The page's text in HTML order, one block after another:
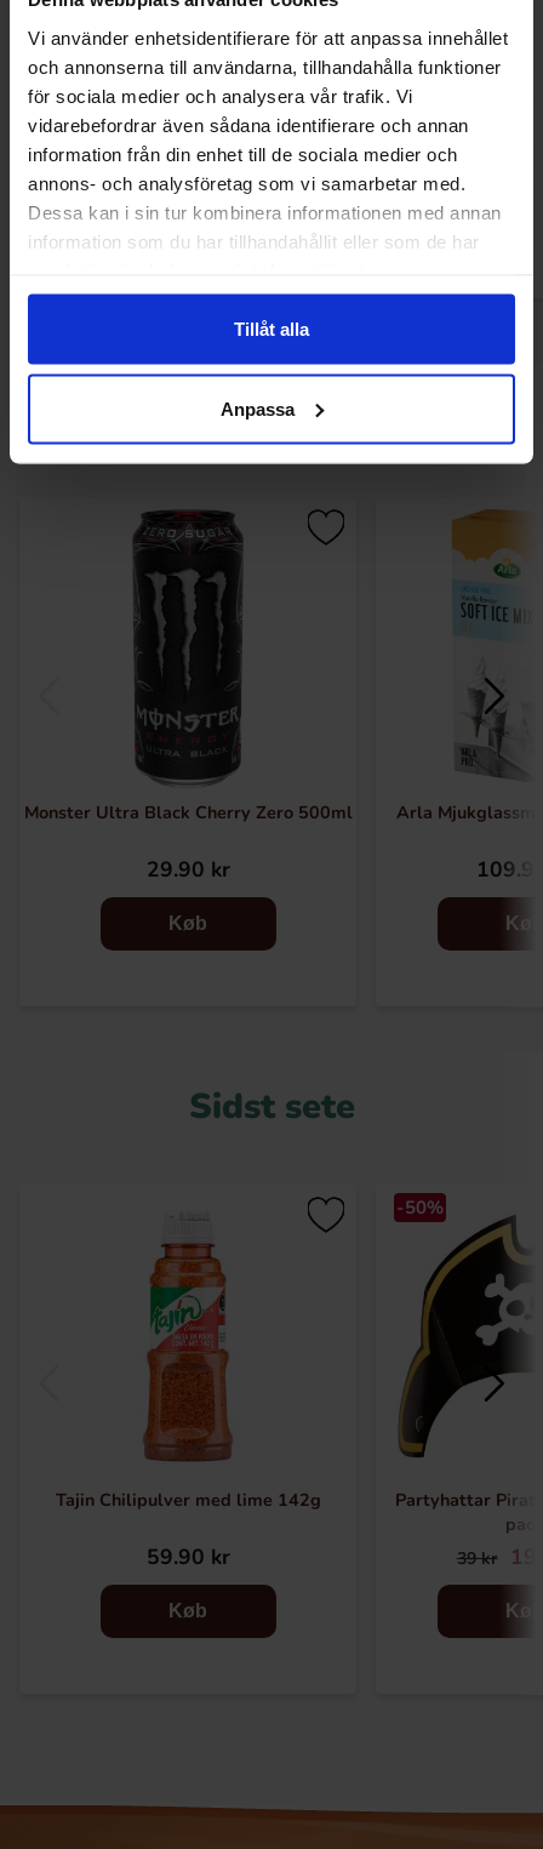
Vi använder enhetsidentifierare för att anpassa innehållet
och annonserna till användarna, tillhandahålla funktioner
för sociala medier och analysera vår trafik. Vi
vidarebefordrar även sådana identifierare och annan
information från din enhet till de sociala medier och
annons- och analysföretag som vi samarbetar med.
Dessa kan i sin tur kombinera informationen med annan
information som du har tillhandahållit eller som de har
Tillåt alla
Anpassa
Spirit of Sweden - Lemonad Jordgubb
och Lime 33cl
16.90 kr
Køb
Quick Milk -
Andre kunne lide
Monster Ultra Black Cherry Zero 500ml
29.90 kr
Køb
Arla
Køb
Sidst sete
Tajin Chilipulver med lime 142g
59.90 kr
Køb
-50%
Partyhattar Pirat
pack
39 kr
Køb